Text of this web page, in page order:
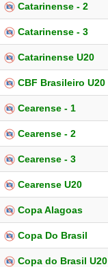
Catarinense - 2
Catarinense - 3
Catarinense U20
CBF Brasileiro U20
Cearense - 1
Cearense - 2
Cearense - 3
Cearense U20
Copa Alagoas
Copa Do Brasil
Copa do Brasil U20